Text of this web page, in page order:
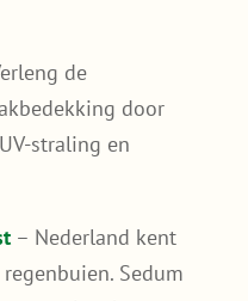
Het werkt
zorgt voor
én
Zo maak je jouw
groener, maar